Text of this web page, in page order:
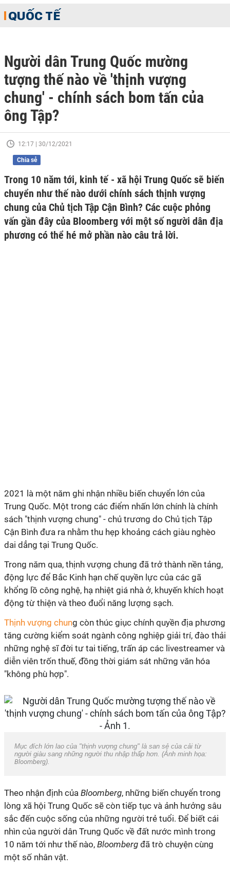
QUỐC TẾ
Người dân Trung Quốc mường
tượng thế nào về 'thịnh vượng
chung' - chính sách bom tấn của
ông Tập?
12:17 | 30/12/2021
Chia sẻ
Trong 10 năm tới, kinh tế - xã hội Trung Quốc sẽ biến
chuyển như thế nào dưới chính sách thịnh vượng
chung của Chủ tịch Tập Cận Bình? Các cuộc phỏng
vấn gần đây của Bloomberg với một số người dân địa
phương có thể hé mở phần nào câu trả lời.
2021 là một năm ghi nhận nhiều biến chuyển lớn của
Trung Quốc. Một trong các điểm nhấn lớn chính là chính
sách "thịnh vượng chung" - chủ trương do Chủ tịch Tập
Cận Bình đưa ra nhằm thu hẹp khoảng cách giàu nghèo
dai dẳng tại Trung Quốc.
Trong năm qua, thịnh vượng chung đã trở thành nền tảng,
động lực để Bắc Kinh hạn chế quyền lực của các gã
khổng lồ công nghệ, hạ nhiệt giá nhà ở, khuyến khích hoạt
động từ thiện và theo đuổi năng lượng sạch.
Thịnh vượng chung còn thúc giục chính quyền địa phương
tăng cường kiểm soát ngành công nghiệp giải trí, đào thải
những nghệ sĩ đời tư tai tiếng, trấn áp các livestreamer và
diễn viên trốn thuế, đồng thời giám sát những văn hóa
"không phù hợp".
Mục đích lớn lao của "thịnh vượng chung" là san sẻ của cải từ
người giàu sang những người thu nhập thấp hơn. (Ảnh minh họa:
Bloomberg).
Theo nhận định của Bloomberg, những biến chuyển trong
lòng xã hội Trung Quốc sẽ còn tiếp tục và ảnh hưởng sâu
sắc đến cuộc sống của những người trẻ tuổi. Để biết cái
nhìn của người dân Trung Quốc về đất nước mình trong
10 năm tới như thế nào, Bloomberg đã trò chuyện cùng
một số nhân vật.